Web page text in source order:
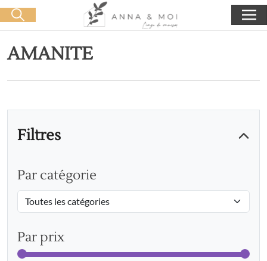
Livraison offerte dès 60€ d'achat 0,00€
AMANITE
Filtres
Par catégorie
Par prix